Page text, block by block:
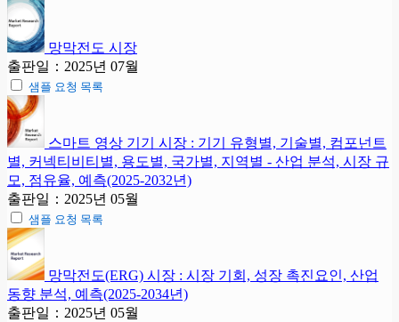
망막전도 시장
출판일：2025년 07월
샘플 요청 목록
스마트 영상 기기 시장 : 기기 유형별, 기술별, 컴포넌트
별, 커넥티비티별, 용도별, 국가별, 지역별 - 산업 분석, 시장 규
모, 점유율, 예측(2025-2032년)
출판일：2025년 05월
샘플 요청 목록
망막전도(ERG) 시장 : 시장 기회, 성장 촉진요인, 산업
동향 분석, 예측(2025-2034년)
출판일：2025년 05월